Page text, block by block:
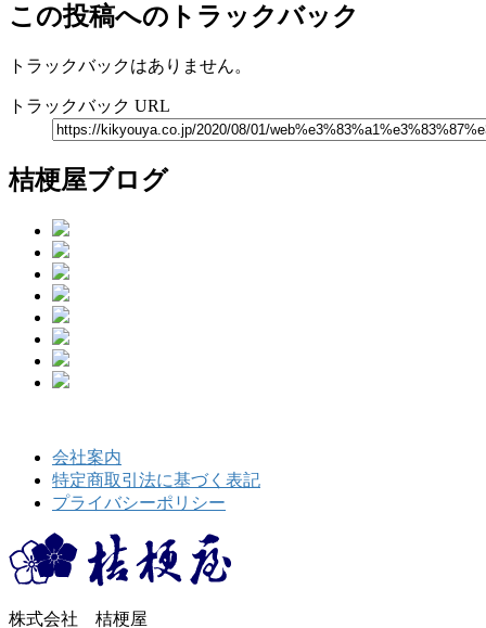
この投稿へのトラックバック
トラックバックはありません。
トラックバック URL
桔梗屋ブログ
会社案内
特定商取引法に基づく表記
プライバシーポリシー
株式会社 桔梗屋